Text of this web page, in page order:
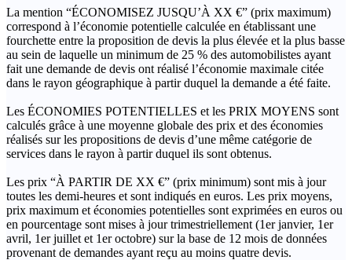
La mention “ÉCONOMISEZ JUSQU’À XX €” (prix maximum)
correspond à l’économie potentielle calculée en établissant une
fourchette entre la proposition de devis la plus élevée et la plus basse
au sein de laquelle un minimum de 25 % des automobilistes ayant
fait une demande de devis ont réalisé l’économie maximale citée
dans le rayon géographique à partir duquel la demande a été faite.
Les ÉCONOMIES POTENTIELLES et les PRIX MOYENS sont
calculés grâce à une moyenne globale des prix et des économies
réalisés sur les propositions de devis d’une même catégorie de
services dans le rayon à partir duquel ils sont obtenus.
Les prix “À PARTIR DE XX €” (prix minimum) sont mis à jour
toutes les demi-heures et sont indiqués en euros. Les prix moyens,
prix maximum et économies potentielles sont exprimées en euros ou
en pourcentage sont mises à jour trimestriellement (1er janvier, 1er
avril, 1er juillet et 1er octobre) sur la base de 12 mois de données
provenant de demandes ayant reçu au moins quatre devis.